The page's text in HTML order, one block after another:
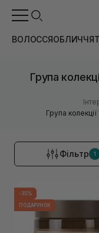
ВОЛОССЯОБЛИЧЧЯ
Група
Група
Фільтр 1
-35%
ПОДАРУНОК